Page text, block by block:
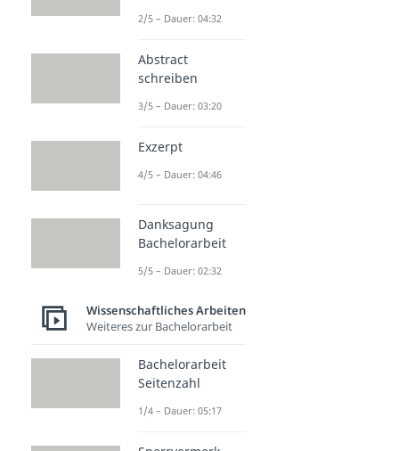
2/5 – Dauer: 04:32
Abstract
schreiben
3/5 – Dauer: 03:20
Exzerpt
4/5 – Dauer: 04:46
Danksagung
Bachelorarbeit
5/5 – Dauer: 02:32
Wissenschaftliches Arbeiten
Weiteres zur Bachelorarbeit
Bachelorarbeit
Seitenzahl
1/4 – Dauer: 05:17